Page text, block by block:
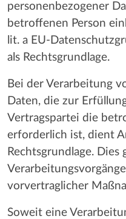
personenbezogener
betroffenen Person
lit. a EU-
als Rechtsgrundlage.
Bei der Verarbeitung
Daten, die zur
Vertragspartei die
erforderlich ist, dient
Rechtsgrundlage. Dies
vorvertraglicher
Soweit eine